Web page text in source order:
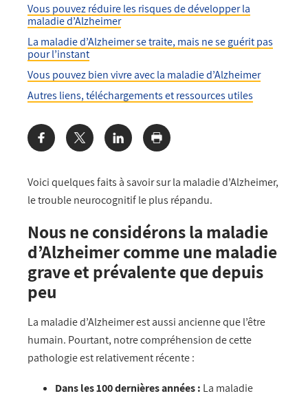
Voici quelques faits à savoir sur la maladie d’Alzheimer,
le trouble neurocognitif le plus répandu.
Nous ne considérons la maladie
d’Alzheimer comme une maladie
grave et prévalente que depuis
peu
La maladie d’Alzheimer est aussi ancienne que l’être
humain. Pourtant, notre compréhension de cette
pathologie est relativement récente :
Dans les 100 dernières années : La maladie
Vous pouvez réduire les risques de développer la
maladie d’Alzheimer
La maladie d’Alzheimer se traite, mais ne se guérit pas
pour l’instant
Vous pouvez bien vivre avec la maladie d’Alzheimer
Autres liens, téléchargements et ressources utiles
Share: